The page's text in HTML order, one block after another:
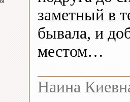
заметный в
бывала, и
местом…
Наина